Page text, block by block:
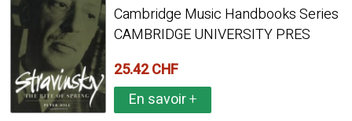
Cambridge Music Handbooks Series
CAMBRIDGE UNIVERSITY PRES
25.42 CHF
En savoir+